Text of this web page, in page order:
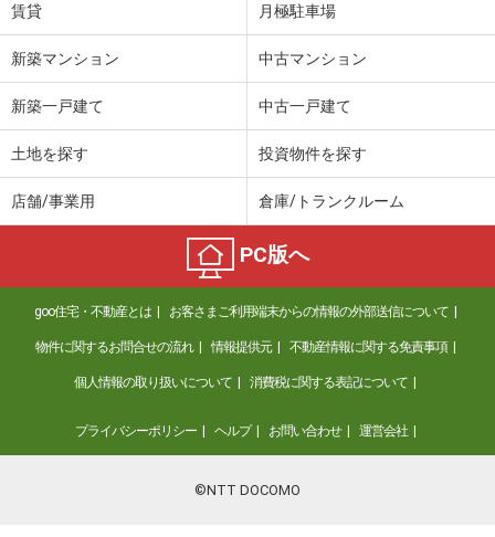
賃貸 月極駐車場
新築マンション 中古マンション
新築一戸建て 中古一戸建て
土地を探す 投資物件を探す
店舗/事業用 倉庫/トランクルーム
PC版へ
goo住宅・不動産とは お客さまご利用端末からの情報の外部送信について
物件に関するお問合せの流れ 情報提供元 不動産情報に関する免責事項
個人情報の取り扱いについて 消費税に関する表記について
プライバシーポリシー ヘルプ お問い合わせ 運営会社
©NTT DOCOMO